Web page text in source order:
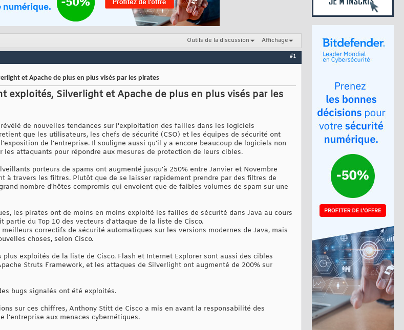
Outils de la discussion Affichage
#1
et Apache de plus en plus visés par les pirates
exploités, Silverlight et Apache de plus en plus visés par les
de nouvelles tendances sur l'exploitation des failles dans les logiciels
que les utilisateurs, les chefs de sécurité (CSO) et les équipes de sécurité ont
de l'entreprise. Il souligne aussi qu'il y a encore beaucoup de logiciels non
attaquants pour répondre aux mesures de protection de leurs cibles.
porteurs de spams ont augmenté jusqu'à 250% entre Janvier et Novembre
à travers les filtres. Plutôt que de se laisser rapidement prendre par des filtres de
nombre d'hôtes compromis qui envoient que de faibles volumes de spam sur une
les pirates ont de moins en moins exploité les failles de sécurité dans Java au cours
du Top 10 des vecteurs d'attaque de la liste de Cisco.
correctifs de sécurité automatiques sur les versions modernes de Java, mais
choses, selon Cisco.
plus exploités de la liste de Cisco. Flash et Internet Explorer sont aussi des cibles
Struts Framework, et les attaques de Silverlight ont augmenté de 200% sur
bugs signalés ont été exploités.
sur ces chiffres, Anthony Stitt de Cisco a mis en avant la responsabilité des
l'entreprise aux menaces cybernétiques.